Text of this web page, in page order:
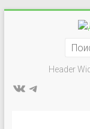
"Каскад"
Header
ВКонтакте
Telegram